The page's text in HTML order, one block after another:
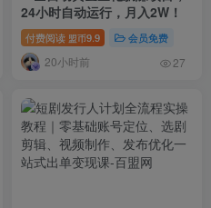
24小时自动运行，月入2W！
付费阅读 盟币9.9 会员免费
20小时前 27